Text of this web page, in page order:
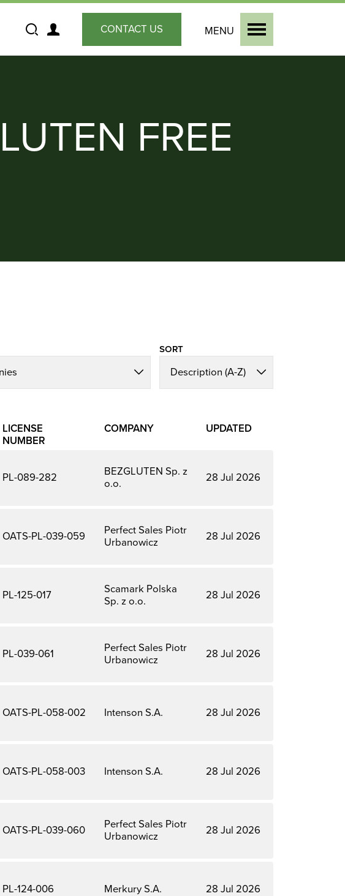
Search CONTACT US MENU
FREE
SORT
LICENSE
NUMBER
COMPANY UPDATED
PL-089-282
BEZGLUTEN Sp. z
o.o.
28 Jul 2026
OATS-PL-039-059
Perfect Sales Piotr
Urbanowicz
28 Jul 2026
PL-125-017
Scamark Polska
Sp. z o.o.
28 Jul 2026
PL-039-061
Perfect Sales Piotr
Urbanowicz
28 Jul 2026
OATS-PL-058-002 Intenson S.A. 28 Jul 2026
OATS-PL-058-003 Intenson S.A. 28 Jul 2026
OATS-PL-039-060
Perfect Sales Piotr
Urbanowicz
28 Jul 2026
PL-124-006 Merkury S.A. 28 Jul 2026